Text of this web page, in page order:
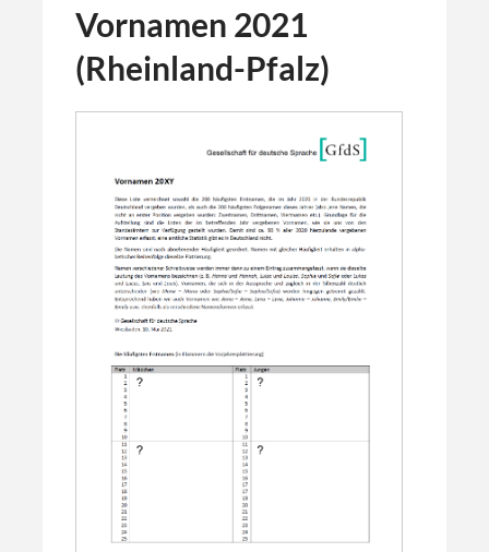
Vornamen 2021
(Rheinland-Pfalz)